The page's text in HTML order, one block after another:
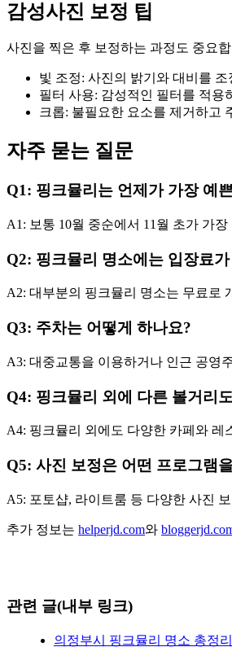
감성사진 보정 팁
사진을 찍은 후 보정하는 과정도 중요
빛 조정: 사진의 밝기와 대비를
필터 사용: 감성적인 필터를 적용
크롭: 불필요한 요소를 제거하고
자주 묻는 질문
Q1: 핑크뮬리는 언제가 가장 예
A1: 보통 10월 중순에서 11월 초가 가
Q2: 핑크뮬리 명소에는 입장료
A2: 대부분의 핑크뮬리 명소는 무료로
Q3: 주차는 어떻게 하나요?
A3: 대중교통을 이용하거나 인근 공영
Q4: 핑크뮬리 외에 다른 볼거리
A4: 핑크뮬리 외에도 다양한 카페와
Q5: 사진 보정은 어떤 프로그램
A5: 포토샵, 라이트룸 등 다양한 사진
추가 정보는 helperjd.com와
관련 글(내부 링크)
의정부시 핑크뮬리 명소 총정리